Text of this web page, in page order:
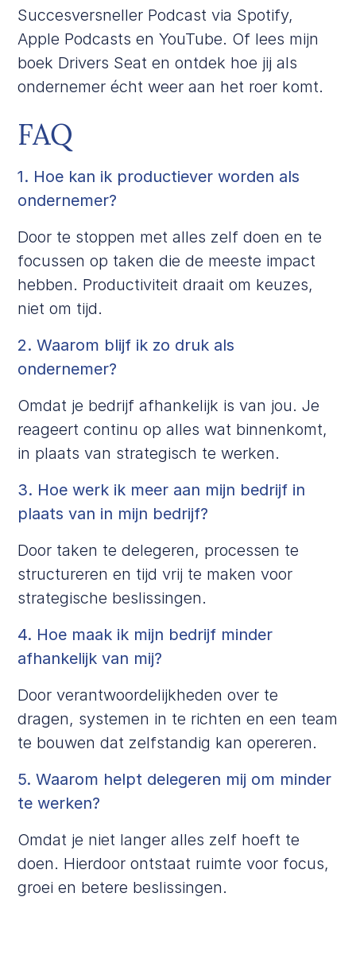
Succesversneller Podcast via Spotify,
Apple Podcasts enYouTube. Of lees mijn
boek Drivers Seat en ontdek hoe jij als
ondernemer écht weer aan het roer komt.
FAQ
1. Hoe kan ik productiever worden als
ondernemer?
Door te stoppen met alles zelf doen en te
focussen op taken die de meeste impact
hebben. Productiviteit draait om keuzes,
niet om tijd.
2. Waarom blijf ik zo druk als
ondernemer?
Omdat je bedrijf afhankelijk is van jou. Je
reageert continu op alles wat binnenkomt,
in plaats van strategisch te werken.
3. Hoe werk ik meer aan mijn bedrijf in
plaats van in mijn bedrijf?
Door taken te delegeren, processen te
structureren en tijd vrij te maken voor
strategische beslissingen.
4. Hoe maak ik mijn bedrijf minder
afhankelijk van mij?
Door verantwoordelijkheden over te
dragen, systemen in te richten en een team
te bouwen dat zelfstandig kan opereren.
5. Waarom helpt delegeren mij om minder
te werken?
Omdat je niet langer alles zelf hoeft te
doen. Hierdoor ontstaat ruimte voor focus,
groei en betere beslissingen.